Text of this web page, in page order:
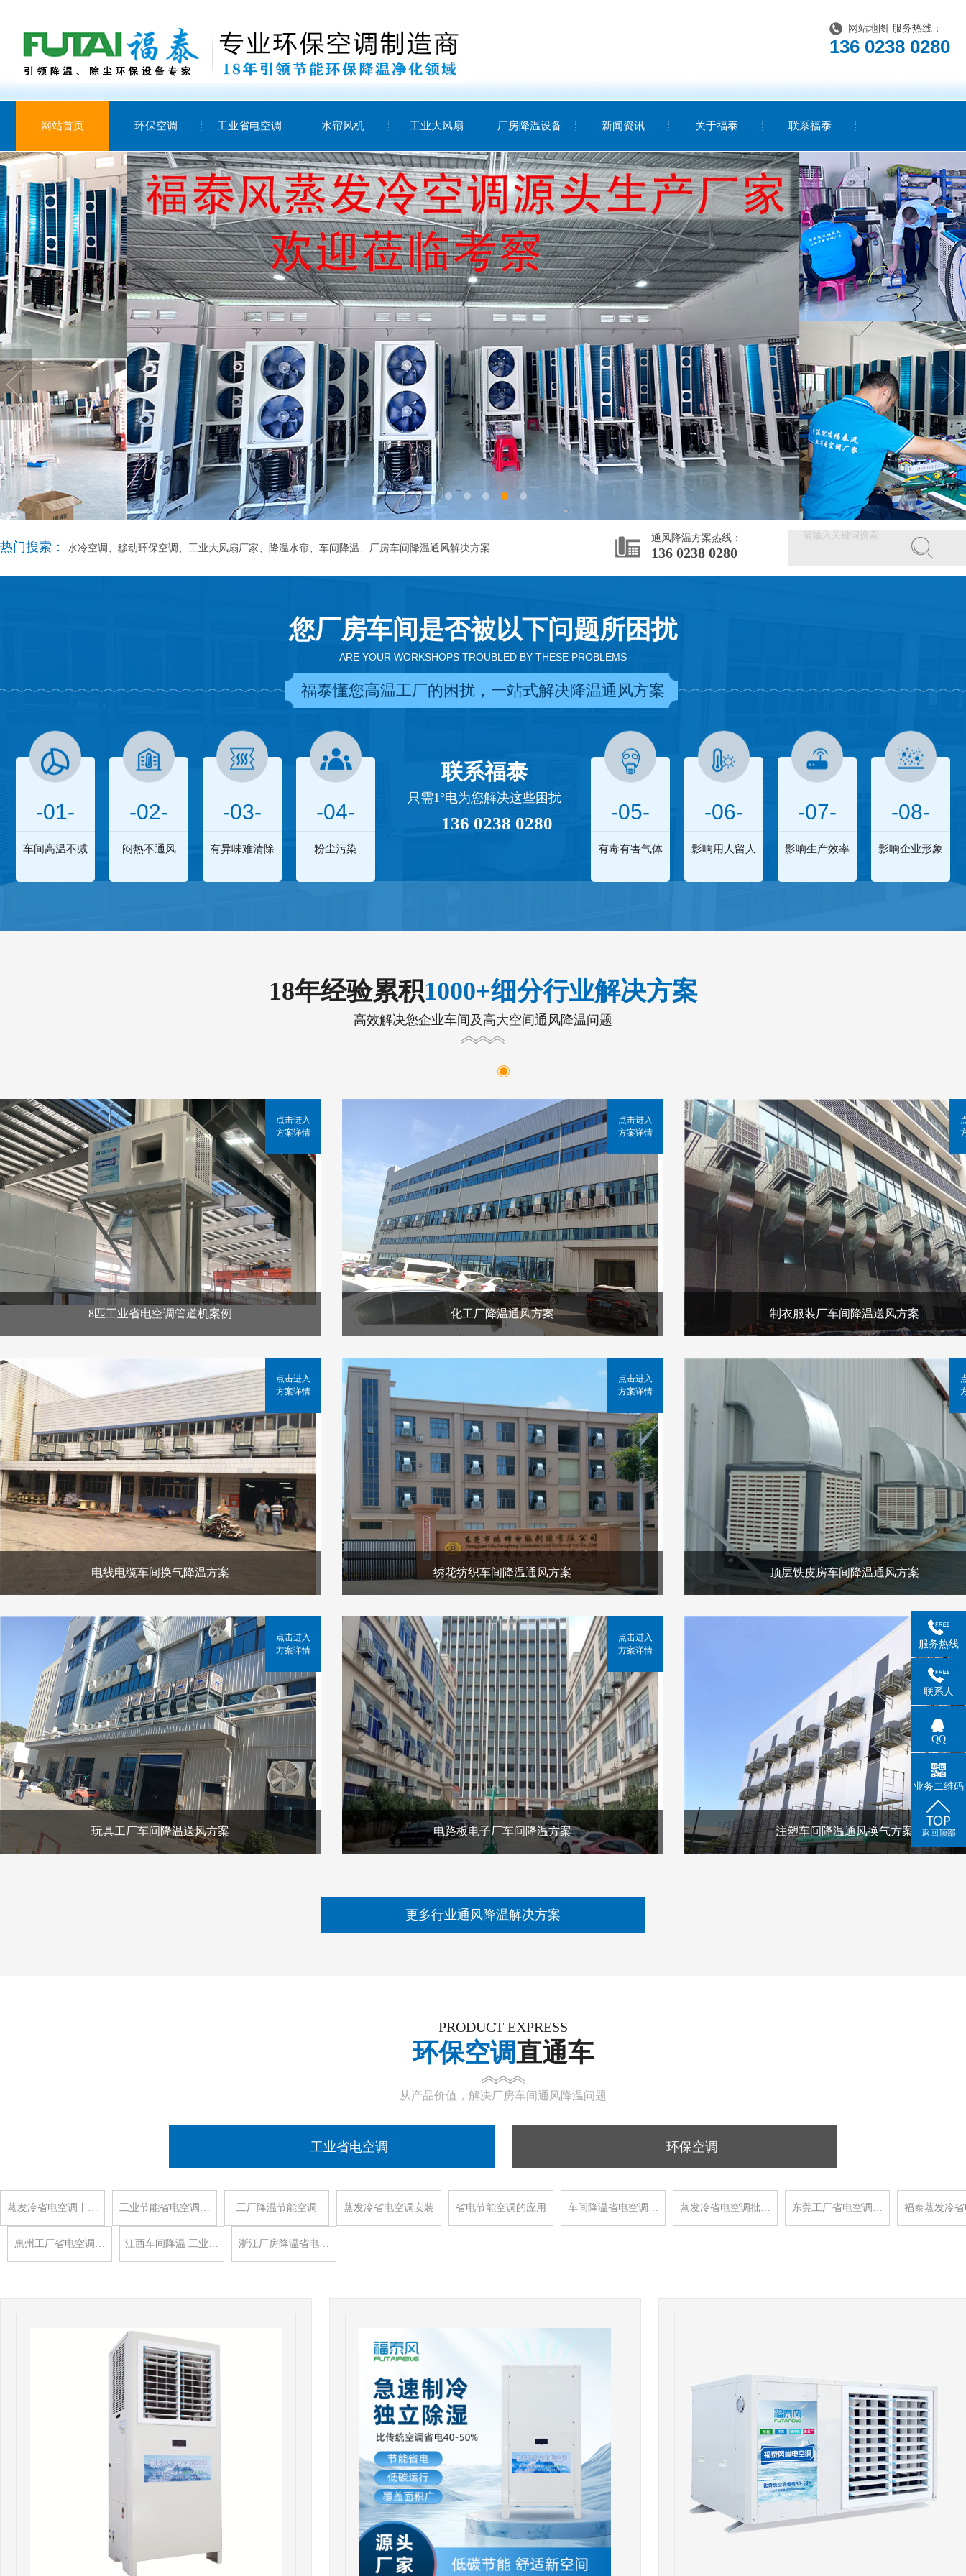
网站地图 -服务热线：
136 0238 0280
网站首页 环保空调 工业省电空调 水帘风机 工业大风扇 厂房降温设备 新闻资讯 关于福泰 联系福泰
热门搜索： 水冷空调、移动环保空调、工业大风扇厂家、降温水帘、车间降温、厂房车间降温通风解决方案
通风降温方案热线：
136 0238 0280
您厂房车间是否被以下问题所困扰
ARE YOUR WORKSHOPS TROUBLED BY THESE PROBLEMS
福泰懂您高温工厂的困扰，一站式解决降温通风方案
-01-
车间高温不减
-02-
闷热不通风
-03-
有异味难清除
-04-
粉尘污染
联系福泰
只需1°电为您解决这些困扰
136 0238 0280 -05-
有毒有害气体
-06-
影响用人留人
-07-
影响生产效率
-08-
影响企业形象
18年经验累积1000+细分行业解决方案
高效解决您企业车间及高大空间通风降温问题
8匹工业省电空调管道机案例
点击进入
方案详情
化工厂降温通风方案
点击进入
方案详情
制衣服装厂车间降温送风方案
电线电缆车间换气降温方案
点击进入
方案详情
绣花纺织车间降温通风方案
点击进入
方案详情
顶层铁皮房车间降温通风方案
玩具工厂车间降温送风方案
点击进入
方案详情
电路板电子厂车间降温方案
点击进入
方案详情
注塑车间降温通风换气方案
更多行业通风降温解决方案
PRODUCT EXPRESS
环保空调直通车
从产品价值，解决厂房车间通风降温问题
工业省电空调 环保空调
蒸发冷省电空调丨… 工业节能省电空调… 工厂降温节能空调 蒸发冷省电空调安装 省电节能空调的应用 车间降温省电空调… 蒸发冷省电空调批… 东莞工厂省电空调… 福泰蒸发冷
惠州工厂省电空调… 江西车间降温 工业… 浙江厂房降温省电…
服务热线
联系人
QQ
业务二维码
返回顶部